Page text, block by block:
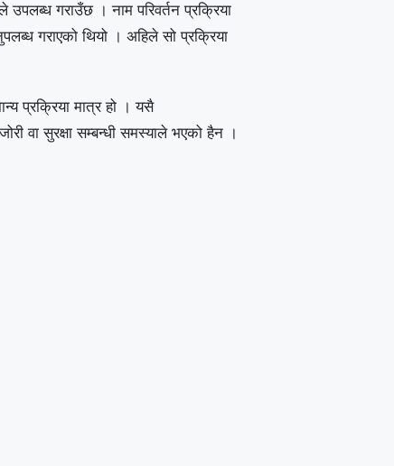
गराउँछ । नाम परिवर्तन प्रक्रिया
गराएको थियो । अहिले सो प्रक्रिया
प्रक्रिया मात्र हो । यसै
वा सुरक्षा सम्बन्धी समस्याले भएको हैन ।